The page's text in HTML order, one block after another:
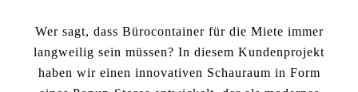
Wer sagt, dass Bürocontainer für die Miete immer
langweilig sein müssen? In diesem Kundenprojekt
haben wir einen innovativen Schauraum in Form